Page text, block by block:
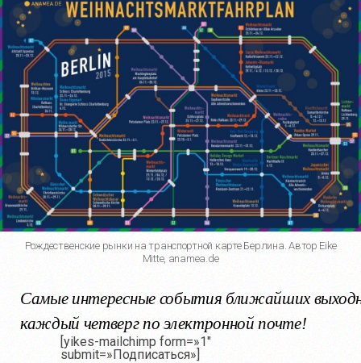
Рождественские рынки на транспортной карте Берлина. Автор Eike
Mitte, anamea.de
Самые интересные события ближайших
каждый четверг по электронной почте!
[yikes-mailchimp form=»1″
submit=»Подписаться»]